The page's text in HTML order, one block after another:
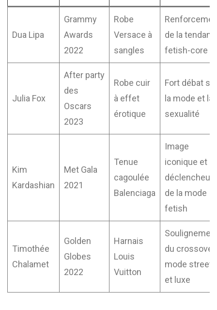
Dua Lipa
Grammy
Awards
2022
Robe
Versace à
sangles
de la
fetish-core
Julia Fox
After party
des
Oscars
2023
Robe cuir
à effet
érotique
Fort débat
la mode et la
sexualité
Kim
Kardashian
Met Gala
2021
Tenue
cagoulée
Balenciaga
Image
iconique et
déclencheur
de la mode
fetish
Timothée
Chalamet
Golden
Globes
2022
Harnais
Louis
Vuitton
du crossover
mode street
et luxe